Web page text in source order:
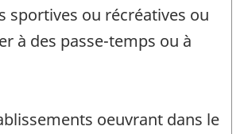
sportives ou récréatives ou
à des passe-temps ou à
oeuvrant dans le